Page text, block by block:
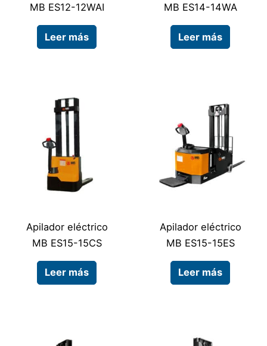
MB ES12-12WAI
Leer más
MB ES14-14WA
Leer más
Apilador eléctrico
MB ES15-15CS
Leer más
Apilador eléctrico
MB ES15-15ES
Leer más